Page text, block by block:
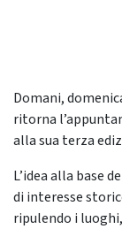
Domani,
ritorna
alla sua terza
L’idea alla base
di interesse
ripulendo i